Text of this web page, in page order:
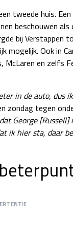
tweede huis.
beschouwen
bij Verstappen
Ook in
en zelfs
in de auto, dus
zondag tegen
George
ik hier sta, daar